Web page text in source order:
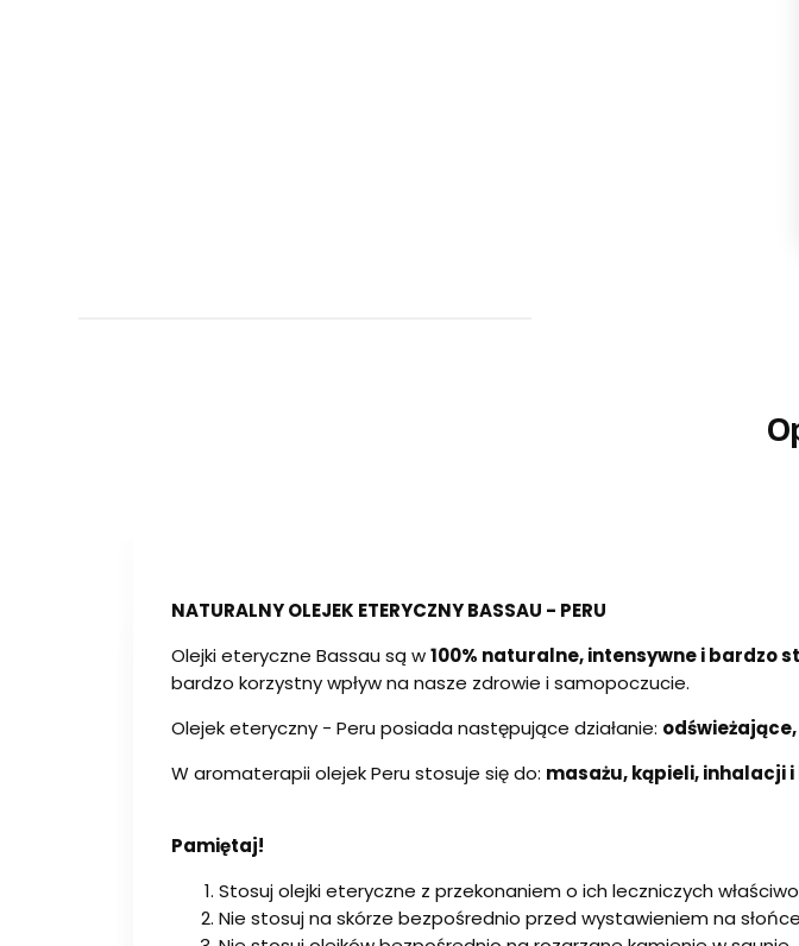
NATURALNY OLEJEK ETERYCZNY BASSAU - PERU
Olejki eteryczne Bassau są w100% naturalne, intensywne i bardzo
bardzo korzystny wpływ na nasze zdrowie i samopoczucie.
Olejek eteryczny - Peru posiada następujące działanie:
W aromaterapii olejek Peru stosuje się do: masażu, kąpieli, inhalacji
Pamiętaj!
Stosuj olejki eteryczne z przekonaniem o ich leczniczych
Nie stosuj na skórze bezpośrednio przed wystawieniem na